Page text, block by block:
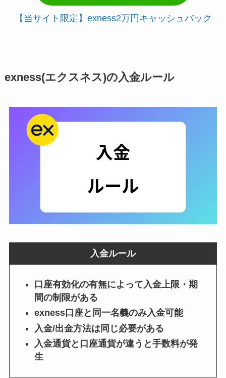
【当サイト限定】exness2万円キャッシュバック
exness(エクスネス)の入金ルール
入金ルール
口座有効化の有無によって入金上限・期
間の制限がある
exness口座と同一名義のみ入金可能
入金/出金方法は同じ必要がある
入金通貨と口座通貨が違うと手数料が発
生